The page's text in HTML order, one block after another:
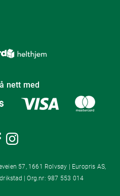
nett med
57, 1661 Rolvsøy | Europris AS,
| Org.nr: 987 553 014